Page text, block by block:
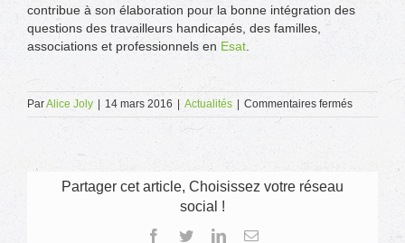
contribue à son élaboration pour la bonne intégration des
questions des travailleurs handicapés, des familles,
associations et professionnels en Esat
ParAlice Joly 14 mars 2016 Actualités Commentaires ferméssur
Prime
Partager cet article, Choisissez votre réseau
social !
Facebook
TwitterLinkedInEmail